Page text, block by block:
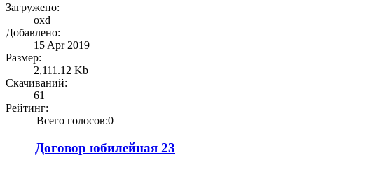
Загружено:
oxd
Добавлено:
15 Apr 2019
Размер:
2,111.12 Kb
Скачиваний:
61
Рейтинг:
Всего голосов:0
Договор юбилейная 23